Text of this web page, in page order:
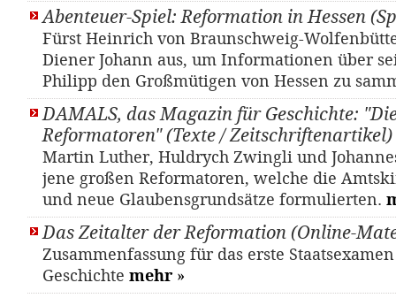
Abenteuer-Spiel: Reformation in Hessen
Fürst Heinrich von Braunschweig-
Diener Johann aus, um Informationen über
Philipp den Großmütigen von Hessen zu
DAMALS, das Magazin für Geschichte:
Reformatoren" (Texte / Zeitschriftenartikel)
Mar­tin Lu­ther, Huld­rych Zwing­li und
jene großen Reformatoren, welche die
und neue Glaubensgrundsätze formulierten.
Das Zeitalter der Reformation (Online-
Zusammenfassung für das erste Staatsexamen
Geschichte mehr »